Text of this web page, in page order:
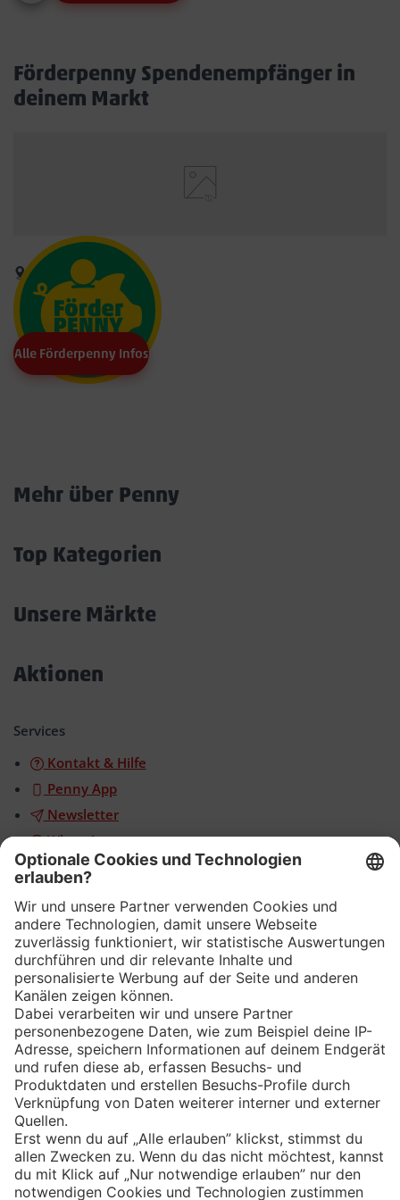
Förderpenny Spendenempfänger in
deinem Markt
Alle Förderpenny Infos
Mehr über Penny
Top Kategorien
Unsere Märkte
Aktionen
Services
Kontakt & Hilfe
Penny App
Newsletter
WhatsApp
App
Eishockey